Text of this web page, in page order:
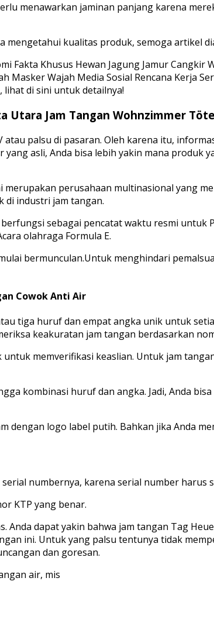
menawarkan jaminan panjang karena
mengetahui kualitas produk, semoga artikel
Khusus Hewan Jagung Jamur Cangkir
Wajah Media Sosial Rencana Kerja
di sini untuk detailnya!
Utara Jam Tangan Wohnzimmer
palsu di pasaran. Oleh karena itu,
asli, Anda bisa lebih yakin mana produk
merupakan perusahaan multinasional yang
di industri jam tangan.
sebagai pencatat waktu resmi untuk
olahraga Formula E.
bermunculan.Untuk menghindari
Cowok Anti Air
tiga huruf dan empat angka unik untuk
keakuratan jam tangan berdasarkan
memverifikasi keaslian. Untuk jam
kombinasi huruf dan angka. Jadi, Anda
dengan logo label putih. Bahkan jika Anda
numbernya, karena serial number harus
KTP yang benar.
dapat yakin bahwa jam tangan Tag
ini. Untuk yang palsu tentunya tidak
dan goresan.
air, mis